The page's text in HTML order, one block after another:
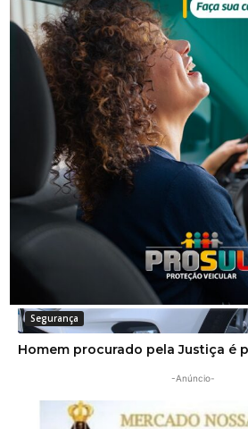
Segurança
Operação da Polícia Civil resulta
pessoas em Orleans
Segurança
Homem procurado pela Justiça é
-Anúncio-